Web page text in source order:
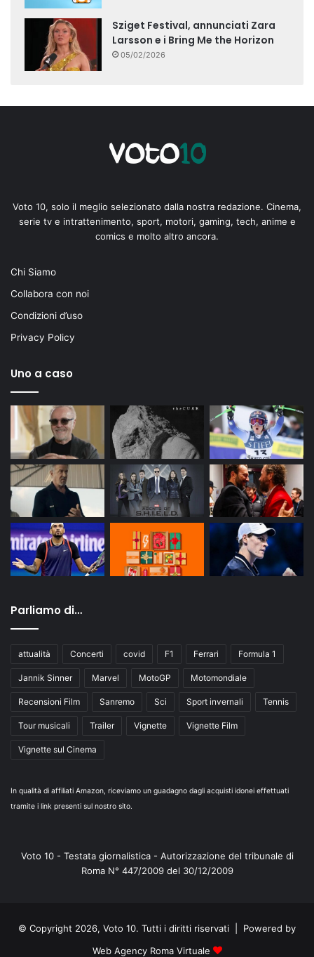
Sziget Festival, annunciati Zara
Larsson e i Bring Me the Horizon
05/02/2026
Voto 10, solo il meglio selezionato dalla nostra redazione. Cinema,
serie tv e intrattenimento, sport, motori, gaming, tech, anime e
comics e molto altro ancora.
Chi Siamo
Collabora con noi
Condizioni d’uso
Privacy Policy
Uno a caso
Parliamo di…
attualità Concerti covid F1 Ferrari Formula 1
Jannik Sinner Marvel MotoGP Motomondiale
Recensioni Film Sanremo Sci Sport invernali Tennis
Tour musicali Trailer Vignette Vignette Film
Vignette sul Cinema
In qualità di affiliati Amazon, riceviamo un guadagno dagli acquisti idonei effettuati
tramite i link presenti sul nostro sito.
Voto 10 - Testata giornalistica - Autorizzazione del tribunale di
Roma N° 447/2009 del 30/12/2009
© Copyright 2026, Voto 10. Tutti i diritti riservati | Powered by
Web Agency Roma Virtuale